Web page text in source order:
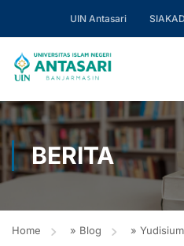
UIN Antasari SIAKAD
BERITA
Home » Blog »